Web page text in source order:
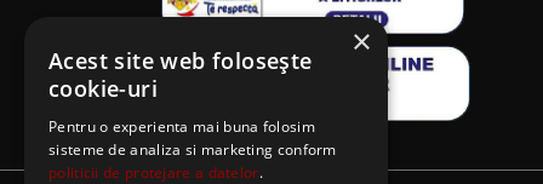
×
Acest site web folosește
cookie-uri
Pentru o experienta mai buna folosim
sisteme de analiza si marketing conform
politicii de protejare a datelor.